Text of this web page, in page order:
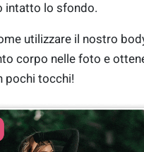
intatto lo sfondo.
utilizzare il nostro
corpo nelle foto e
pochi tocchi!